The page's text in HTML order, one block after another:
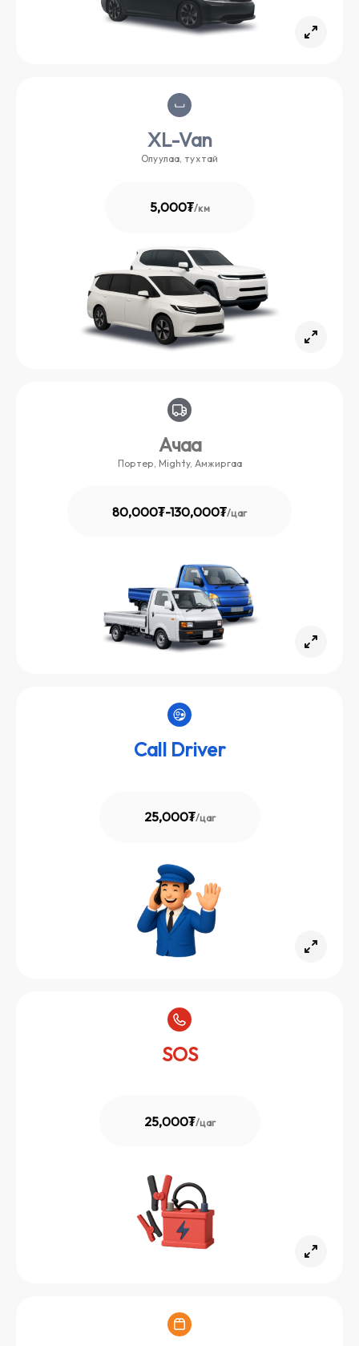
XL-Van
Олуулаа, тухтай
5,000₮/км
Ачаа
Портер, Mighty, Амжиргаа
80,000₮-130,000₮/цаг
Call Driver
25,000₮/цаг
SOS
25,000₮/цаг